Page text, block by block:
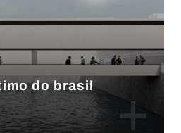
do brasil +